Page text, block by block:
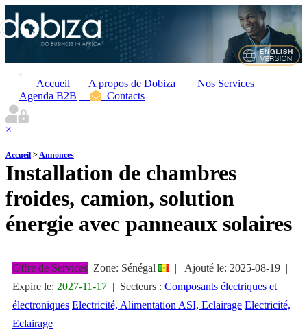
Accueil A propos de Dobiza
Nos Services
Agenda B2B
Contacts
×
Accueil >Annonces
Installation de chambres
froides, camion, solution
énergie avec panneaux solaires
Offre de Services Zone: Sénégal | Ajouté le: 2025-08-19 |
Expire le: 2027-11-17 | Secteurs : Composants électriques et
électroniques Electricité, Alimentation ASI, Eclairage Electricité,
Eclairage